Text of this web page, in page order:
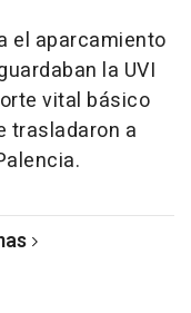
el aparcamiento
la UVI
vital básico
trasladaron a